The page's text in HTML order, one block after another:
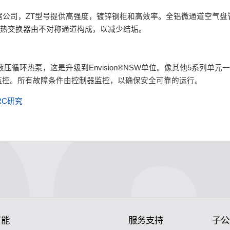
司，ZT型号提供高强度，镀锌钢柜和高效率。全铝微通道空气盘
交换器由不对称通道构成，以减少结垢。
压循环热泵，这是升级到Envision®NSW单位。像其他5系列单元
。所有故障条件由控制器监控，以确保安全可靠的运行。
研究
服务支持 子